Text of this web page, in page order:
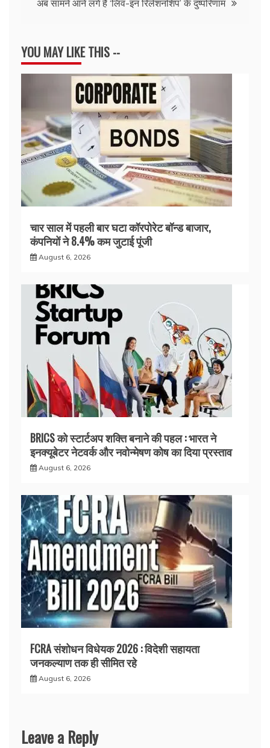
अब सामने आने लगे हैं ‘लिव-इन रिलेशनशिप’ के दुष्परिणाम
YOU MAY LIKE THIS --
चार साल में पहली बार घटा कॉरपोरेट बॉन्ड बाजार,
कंपनियों ने 8.4% कम जुटाई पूंजी
August 6, 2026
BRICS को स्टार्टअप शक्ति बनाने की पहल : भारत ने
इनक्यूबेटर नेटवर्क और नवोन्मेषण कोष का दिया प्रस्ताव
August 6, 2026
FCRA संशोधन विधेयक 2026 : विदेशी सहायता
जनकल्याण तक ही सीमित रहे
August 6, 2026
Leave a Reply